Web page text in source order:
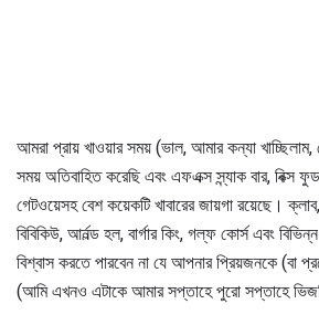
আমরা প্রায় খাওয়ার সময় (ভাল, আমার কন্যা খাচ্ছিলাম,
সময় অতিবাহিত করেছি এবং এফএক্স স্ন্যাক বার, বিক্স ফুড
গেটওয়েসহ বেশ কয়েকটি খাবারের জায়গা রয়েছে।
বিবিকিউ, আর্নল্ড হল, বার্গার কিং, গল্ফ কোর্স এবং
বিশ্বাস করতে পারবেন না যে আপনার প্রিয়জনকে (বা
(আমি এখনও এটাকে আমার সপ্তাহে পুরো সপ্তাহে